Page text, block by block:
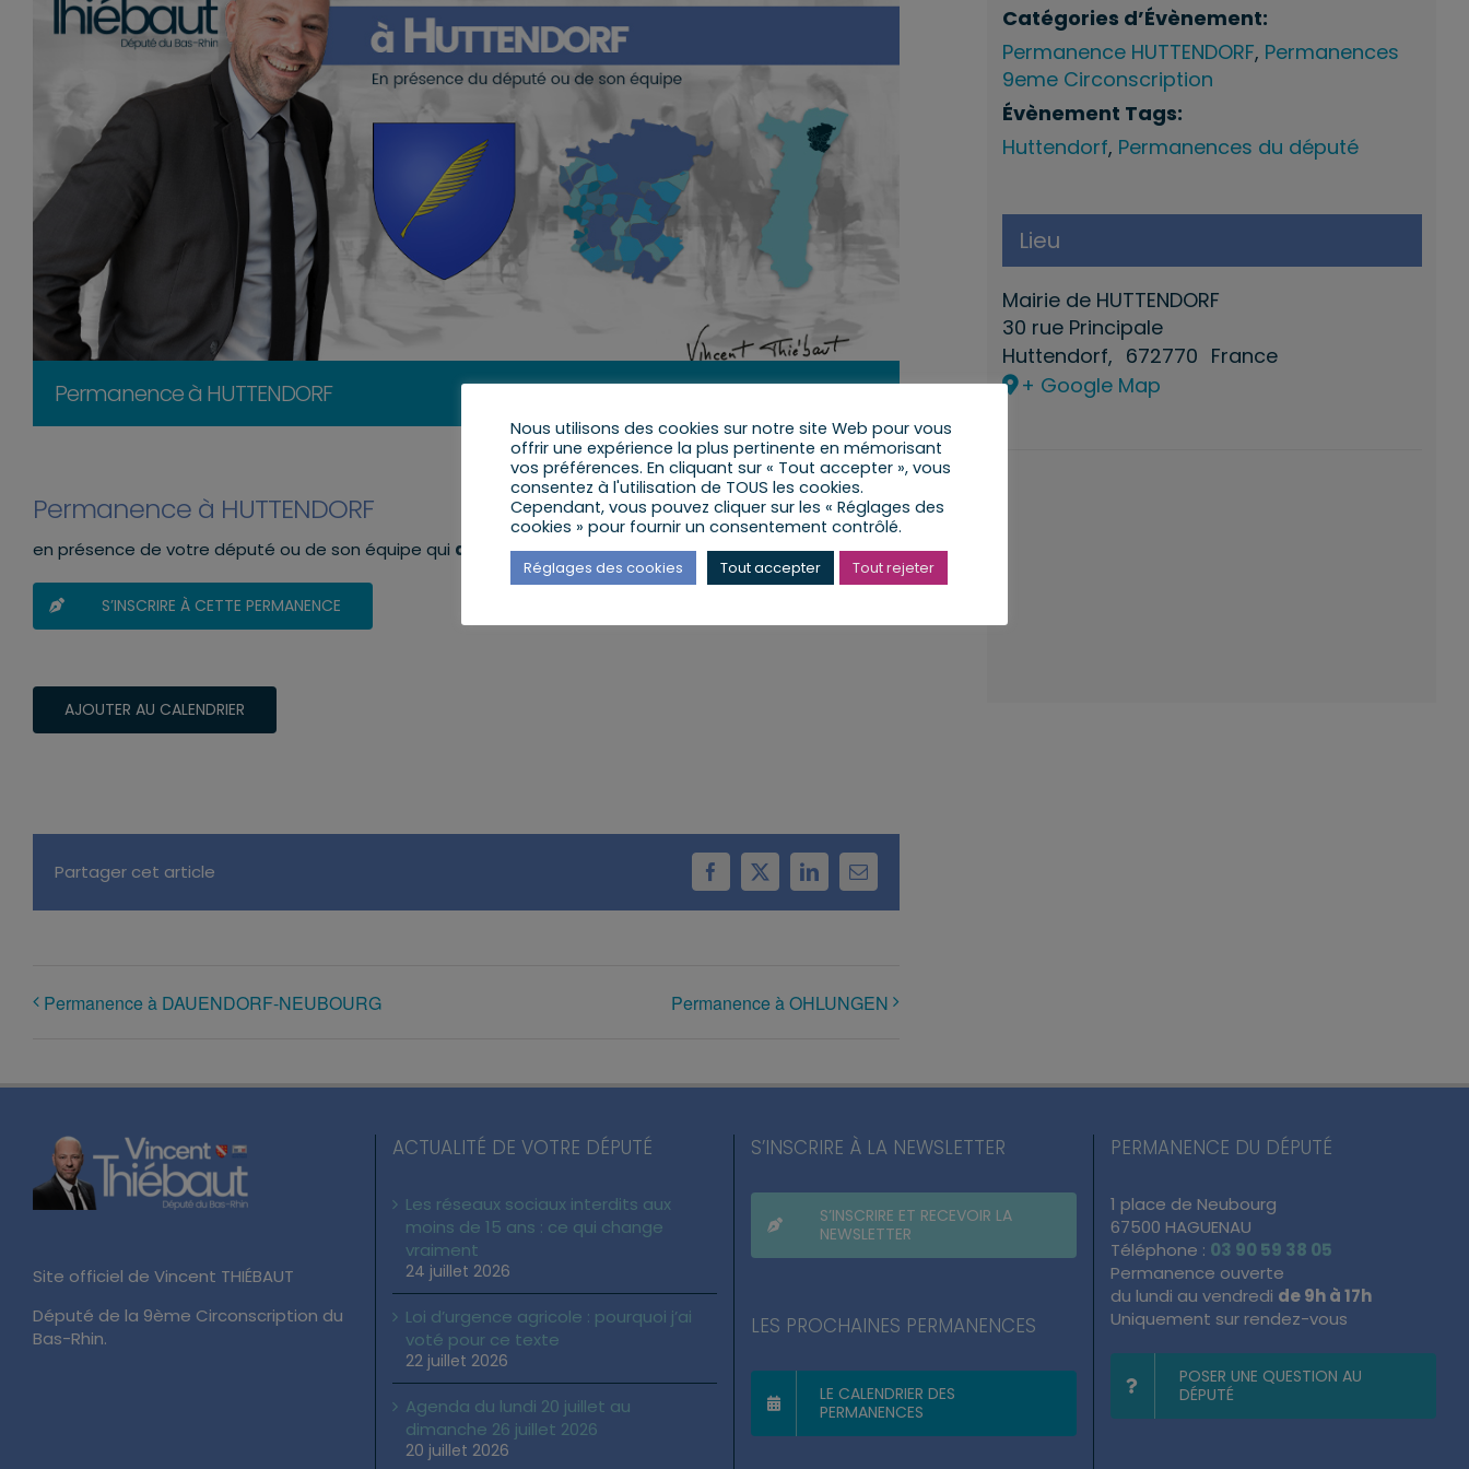
Permanence à HUTTENDORF
Permanence à HUTTENDORF
en présence de votre député ou de son équipe qui aura lieu à la Mairie d’Huttendorf
S’INSCRIRE À CETTE PERMANENCE
AJOUTER AU CALENDRIER
Partager cet article Facebook
X LinkedInEmail
Permanence à DAUENDORF-NEUBOURG Permanence à OHLUNGEN
Catégories d’Évènement:
Permanence HUTTENDORF, Permanences
9eme Circonscription
Évènement Tags:
Huttendorf, Permanences du député
Lieu
Mairie de HUTTENDORF
30 rue Principale
Huttendorf, 672770 France
+ Google Map
Site officiel de Vincent THIÉBAUT
Député de la 9ème Circonscription du
Bas-Rhin.
ACTUALITÉ DE VOTRE DÉPUTÉ
Les réseaux sociaux interdits aux
moins de 15 ans : ce qui change
vraiment
24 juillet 2026
Loi d’urgence agricole : pourquoi j’ai
voté pour ce texte
22 juillet 2026
Agenda du lundi 20 juillet au
dimanche 26 juillet 2026
20 juillet 2026
S’INSCRIRE À LA NEWSLETTER
S’INSCRIRE ET RECEVOIR LA
NEWSLETTER
LES PROCHAINES PERMANENCES
LE CALENDRIER DES
PERMANENCES
PERMANENCE DU DÉPUTÉ
1 place de Neubourg
67500 HAGUENAU
Téléphone : 03 90 59 38 05
Permanence ouverte
du lundi au vendredi de 9h à 17h
Uniquement sur rendez-vous
POSER UNE QUESTION AU
DÉPUTÉ
Nous utilisons des cookies sur notre site Web pour vous
offrir une expérience la plus pertinente en mémorisant
vos préférences. En cliquant sur « Tout accepter », vous
consentez à l'utilisation de TOUS les cookies.
Cependant, vous pouvez cliquer sur les « Réglages des
cookies » pour fournir un consentement contrôlé.
Réglages des cookies Tout accepter Tout rejeter